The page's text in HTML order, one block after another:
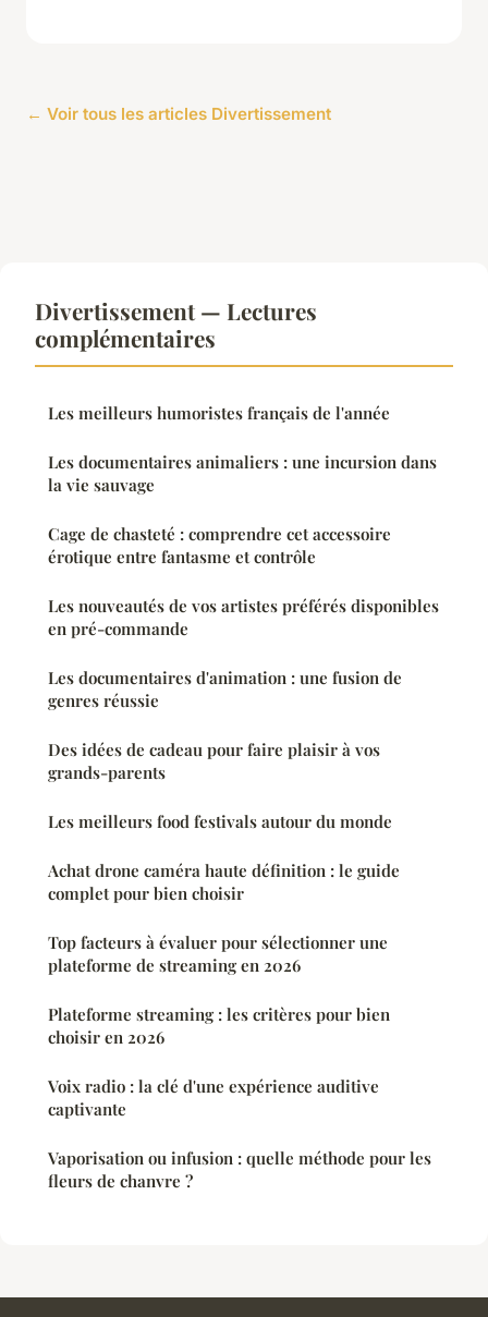
← Voir tous les articles Divertissement
Divertissement — Lectures
complémentaires
Les meilleurs humoristes français de l'année
Les documentaires animaliers : une incursion dans
la vie sauvage
Cage de chasteté : comprendre cet accessoire
érotique entre fantasme et contrôle
Les nouveautés de vos artistes préférés disponibles
en pré-commande
Les documentaires d'animation : une fusion de
genres réussie
Des idées de cadeau pour faire plaisir à vos
grands-parents
Les meilleurs food festivals autour du monde
Achat drone caméra haute définition : le guide
complet pour bien choisir
Top facteurs à évaluer pour sélectionner une
plateforme de streaming en 2026
Plateforme streaming : les critères pour bien
choisir en 2026
Voix radio : la clé d'une expérience auditive
captivante
Vaporisation ou infusion : quelle méthode pour les
fleurs de chanvre ?